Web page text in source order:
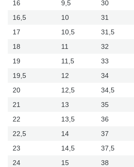
16 9,5 30
16,5
10 31
17
10,5 31,5
18
11 32
19
11,5 33
19,5
12 34
20
12,5 34,5
21
13 35
22
13,5 36
22,5
14 37
23
14,5 37,5
24
15 38